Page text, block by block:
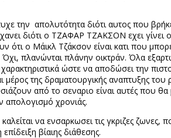
την απολυτότητα διότι αυτος που
διότι ο ΤΖΑΦΑΡ ΤΖΑΚΣΟΝ εχει γίνει
ο Μάικλ Τζάκσον είναι κατι που
πλανώνται πλάνην οικτράν. Όλα
ώστε να αποδώσει την
μέρος της δραματουργικής αναπτυξης
από το σεναριο είναι αυτές που
απολογισμό χρονιάς.
να ενσαρκωσει τις γκριζες ζωνες,
βίαιης διάθεσης.